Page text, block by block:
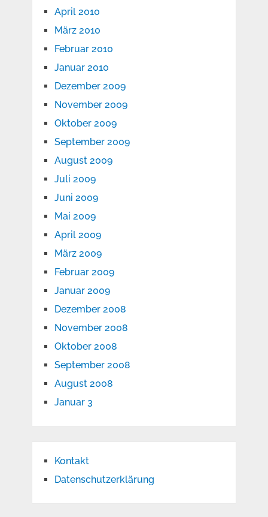
April 2010
März 2010
Februar 2010
Januar 2010
Dezember 2009
November 2009
Oktober 2009
September 2009
August 2009
Juli 2009
Juni 2009
Mai 2009
April 2009
März 2009
Februar 2009
Januar 2009
Dezember 2008
November 2008
Oktober 2008
September 2008
August 2008
Januar 3
Kontakt
Datenschutzerklärung